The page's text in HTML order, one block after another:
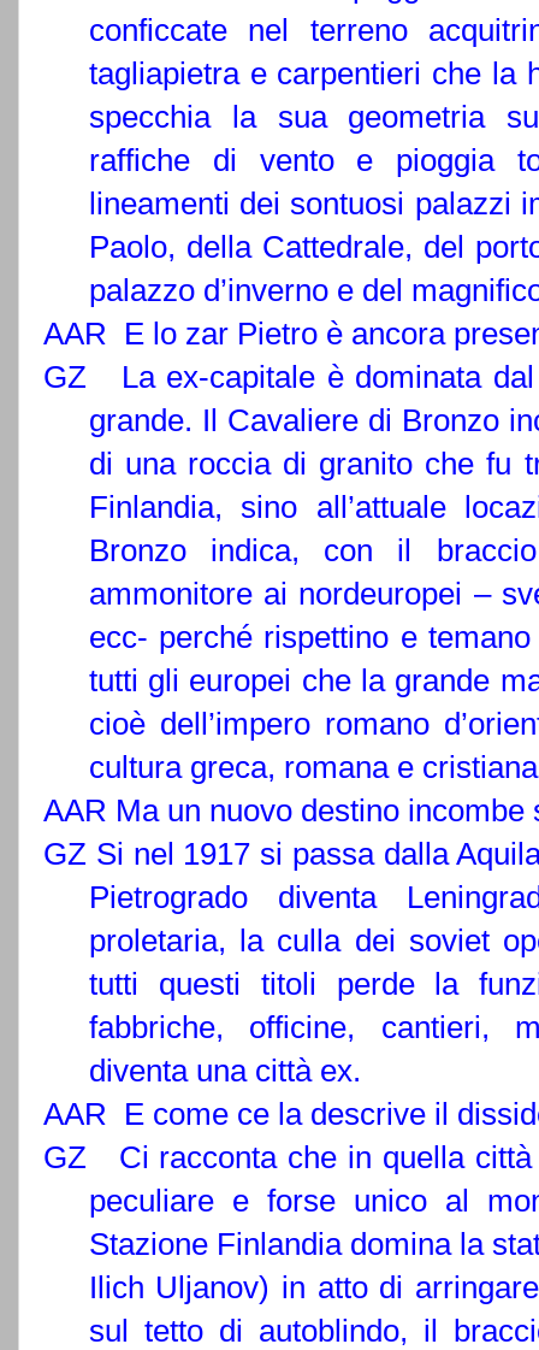
conficcate nel terreno
tagliapietra e carpentieri che la
specchia la sua geometria
raffiche di vento e pioggia
lineamenti dei sontuosi palazzi
Paolo, della Cattedrale, del
palazzo d’inverno e del
AAR E lo zar Pietro è ancora
GZ La ex-capitale è dominata
grande. Il Cavaliere di Bronzo
di una roccia di granito che fu
Finlandia, sino all’attuale
Bronzo indica, con il
ammonitore ai nordeuropei –
ecc- perché rispettino e
tutti gli europei che la grande
cioè dell’impero romano
cultura greca, romana e
AAR Ma un nuovo destino
GZ Si nel 1917 si passa dalla
Pietrogrado diventa
proletaria, la culla dei soviet
tutti questi titoli perde la
fabbriche, officine, cantieri,
diventa una città ex.
AAR E come ce la descrive il
GZ Ci racconta che in quella città
peculiare e forse unico al
Stazione Finlandia domina la
Ilich Uljanov) in atto di
sul tetto di autoblindo, il